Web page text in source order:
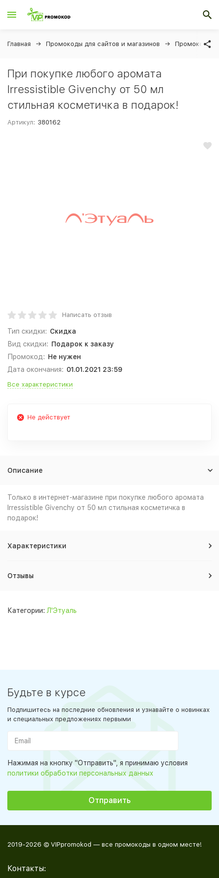
Главная Промокоды для сайтов и магазинов Промокоды
При покупке любого аромата
Irressistible Givenchy от 50 мл
стильная косметичка в подарок!
Артикул: 380162
Написать отзыв
Тип скидки: Скидка
Вид скидки: Подарок к заказу
Промокод: Не нужен
Дата окончания: 01.01.2021 23:59
Все характеристики
Не действует
Описание
Только в интернет-магазине при покупке любого аромата
Irressistible Givenchy от 50 мл стильная косметичка в
подарок!
Характеристики
Отзывы
Категории: Л'Этуаль
Будьте в курсе
Подпишитесь на последние обновления и узнавайте о новинках
и специальных предложениях первыми
Нажимая на кнопку "Отправить", я принимаю условия
политики обработки персональных данных
2019-2026 © VIPpromokod — все промокоды в одном месте!
Контакты: